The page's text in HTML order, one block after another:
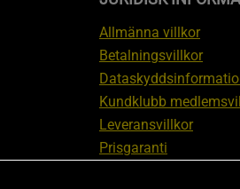
Allmänna villkor
Betalningsvillkor
Kundklubb
Leveransvillkor
Prisgaranti